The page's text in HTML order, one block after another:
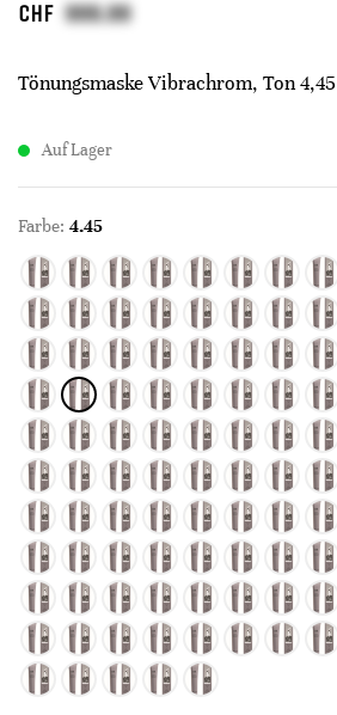
CHF
Tönungsmaske Vibrachrom, Ton 4,45
Auf Lager
Farbe: 4.45